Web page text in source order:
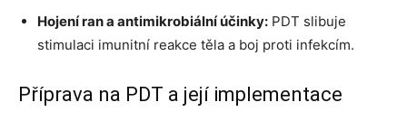
Hojení ran a antimikrobiální účinky: PDT slibuje
stimulaci imunitní reakce těla a boj proti infekcím.
Příprava na PDT a její implementace